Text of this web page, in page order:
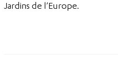
Jardins de l’Europe.